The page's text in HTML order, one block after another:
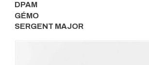
DPAM
GÉMO
SERGENT MAJOR